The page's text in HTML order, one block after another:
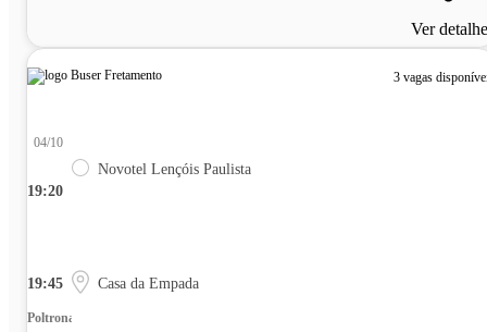
Ver
3 vagas
19:20
04/10
Novotel Lençóis Paulista
19:45 Casa da Empada
Poltrona